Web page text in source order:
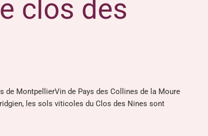
clos des
de MontpellierVin de Pays des Collines de la Moure
les sols viticoles du Clos des Nines sont